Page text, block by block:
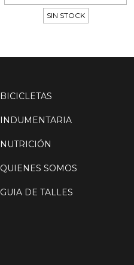
SIN STOCK
BICICLETAS
INDUMENTARIA
NUTRICIÓN
QUIENES SOMOS
GUIA DE TALLES